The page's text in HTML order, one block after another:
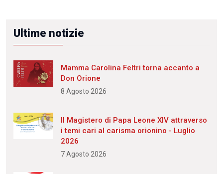
Ultime notizie
Mamma Carolina Feltri torna accanto a
Don Orione
8 Agosto 2026
Il Magistero di Papa Leone XIV attraverso
i temi cari al carisma orionino - Luglio
2026
7 Agosto 2026